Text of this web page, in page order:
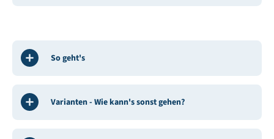
So geht's
Varianten - Wie kann's sonst gehen?